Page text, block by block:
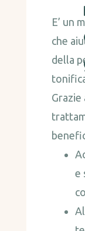
E’ un
che
della
e